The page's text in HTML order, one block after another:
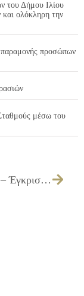
του Δήμου Ιλίου
και ολόκληρη την
παραμονής προσώπων
μέσω του
265/2015 – Έγκριση δαπανών και απαλλαγή υπολόγου εντάλματος προπληρωμής 1036/2015 δαπάνης ΚΤΕΟ ποσού 130,00 €